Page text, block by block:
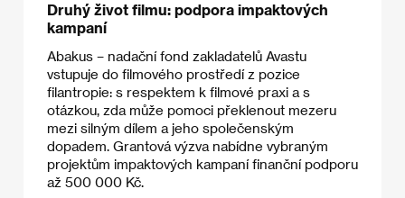
Druhý život filmu: podpora impaktových
kampaní
Abakus – nadační fond zakladatelů Avastu
vstupuje do filmového prostředí z pozice
filantropie: s respektem k filmové praxi a s
otázkou, zda může pomoci překlenout mezeru
mezi silným dílem a jeho společenským
dopadem. Grantová výzva nabídne vybraným
projektům impaktových kampaní finanční podporu
až 500 000 Kč.